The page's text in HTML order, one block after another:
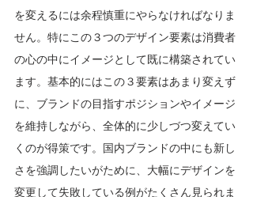
を変えるには余程慎重にやらなければなりま
せん。特にこの３つのデザイン要素は消費者
の心の中にイメージとして既に構築されてい
ます。 基本的にはこの３要素はあまり変えず
に、ブランドの目指すポジションやイメージ
を維持しながら、全体的に少しづつ変えてい
くのが得策です。国内ブランドの中にも新し
さを強調したいがために、大幅にデザインを
変更して失敗している例がたくさん見られま